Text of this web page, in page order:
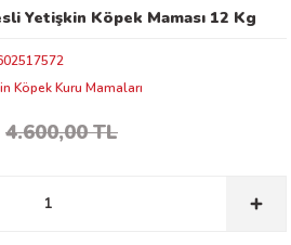
Yetişkin Köpek Maması 12 Kg
Köpek Kuru Mamaları
4.600,00 TL